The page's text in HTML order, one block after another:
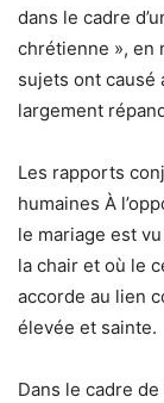
dans le cadre
chrétienne », en
sujets ont causé
largement
Les rapports
humaines À
le mariage est
la chair et où le
accorde au lien
élevée et sainte.
Dans le cadre